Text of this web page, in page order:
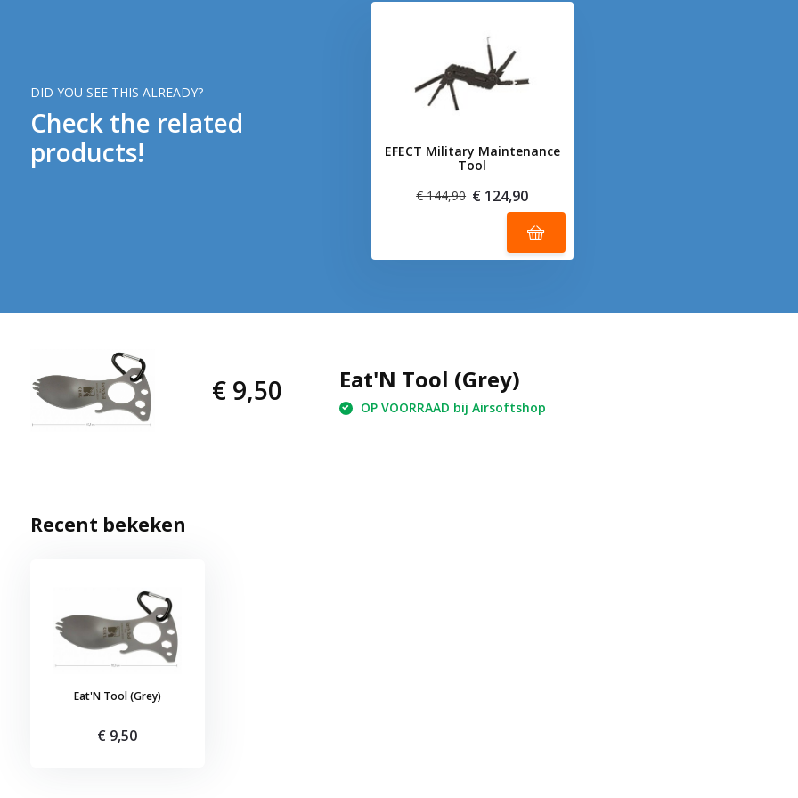
DID YOU SEE THIS ALREADY?
Check the related
products!
EFECT Military Maintenance
Tool
€ 144,90 € 124,90
€ 9,50 Eat'N Tool (Grey)
OP VOORRAAD bij Airsoftshop
Recent bekeken
Eat'N Tool (Grey)
€ 9,50